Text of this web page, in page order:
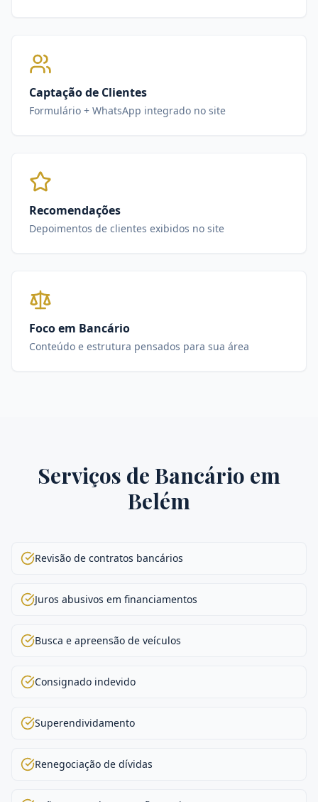
Captação de Clientes
Formulário + WhatsApp integrado no site
Recomendações
Depoimentos de clientes exibidos no site
Foco em Bancário
Conteúdo e estrutura pensados para sua área
Serviços de Bancário em
Belém
Revisão de contratos bancários
Juros abusivos em financiamentos
Busca e apreensão de veículos
Consignado indevido
Superendividamento
Renegociação de dívidas